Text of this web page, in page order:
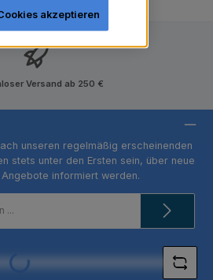
Versand ab 250 €
unseren regelmäßig erscheinenden
stets unter den Ersten sein, über neue
informiert werden.
Loading...
akzeptieren